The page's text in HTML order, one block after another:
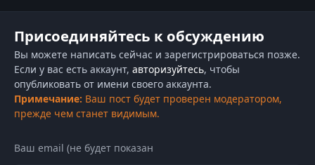
Присоединяйтесь к обсуждению
Вы можете написать сейчас и зарегистрироваться позже.
Если у вас есть аккаунт, авторизуйтесь, чтобы
опубликовать от имени своего аккаунта.
Примечание: Ваш пост будет проверен модератором,
прежде чем станет видимым.